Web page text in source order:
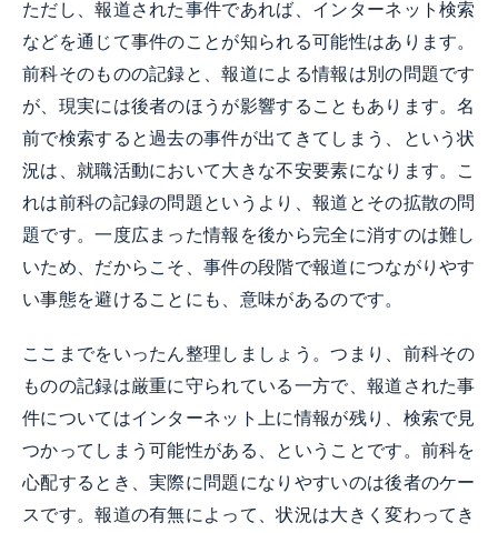
ただし、報道された事件であれば、インターネット検索
などを通じて事件のことが知られる可能性はあります。
前科そのものの記録と、報道による情報は別の問題です
が、現実には後者のほうが影響することもあります。名
前で検索すると過去の事件が出てきてしまう、という状
況は、就職活動において大きな不安要素になります。こ
れは前科の記録の問題というより、報道とその拡散の問
題です。一度広まった情報を後から完全に消すのは難し
いため、だからこそ、事件の段階で報道につながりやす
い事態を避けることにも、意味があるのです。
ここまでをいったん整理しましょう。つまり、前科その
ものの記録は厳重に守られている一方で、報道された事
件についてはインターネット上に情報が残り、検索で見
つかってしまう可能性がある、ということです。前科を
心配するとき、実際に問題になりやすいのは後者のケー
スです。報道の有無によって、状況は大きく変わってき